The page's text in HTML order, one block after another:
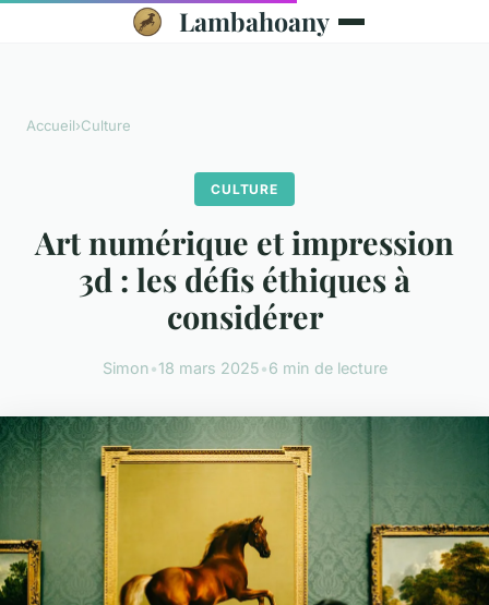
Lambahoany
Accueil›Culture
CULTURE
Art numérique et impression
3d : les défis éthiques à
considérer
Simon•18 mars 2025•6 min de lecture